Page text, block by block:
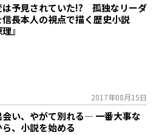
は予見されていた!? 孤独なリーダ
長本人の視点で描く歴史小説
』
2017年08月15日
会い、やがて別れる― 一番大事な
、小説を始める